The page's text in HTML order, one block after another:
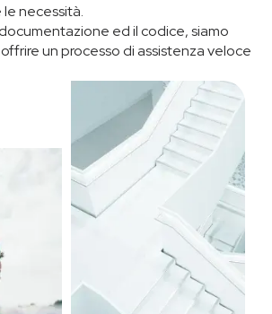
necessità.
ed il codice, siamo
un processo di assistenza veloce